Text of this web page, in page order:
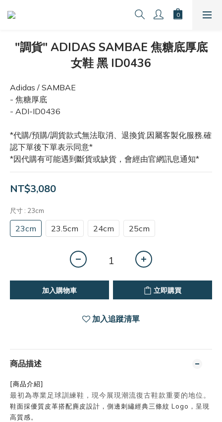
"調貨" ADIDAS SAMBAE 焦糖底厚底
女鞋 黑 ID0436
Adidas / SAMBAE
- 焦糖厚底
- ADI-ID0436
*代購/預購/調貨款式無法取消、退換貨,因屬客製化服務,確
認下單後下單表示同意*
*因代購有可能遇到斷貨或缺貨，會經由官網訊息通知*
NT$3,080
尺寸 : 23cm
23cm 23.5cm 24cm 25cm
加入購物車 立即購買
加入追蹤清單
商品描述
[商品介紹]
最初為專業足球訓練鞋，現今展現潮流復古鞋款重要的地位。
鞋面採優質皮革搭配麂皮設計，側邊刺繡經典三條紋 Logo，呈現
高質感。